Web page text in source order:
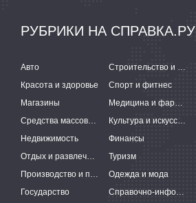
РУБРИКИ НА СПРАВКА.РУ
Авто Строительство и ремонт
Красота и здоровье
Спорт и фитнес
Магазины
Медицина и фармацевтика
Средства массовой информации
Культура и искусство
Недвижимость
Финансы
Отдых и развлечения
Туризм
Производство и поставки
Одежда и мода
Государство
Справочно-информационные системы